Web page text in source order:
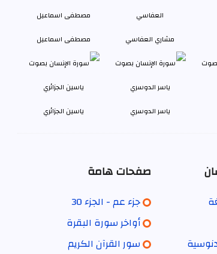
مشاري العفاسي مصطفى اسماعيل
ياسر الدوسري ياسين الجزائري
صفحات هامة
جزء عم - الجزء 30
أواخر سورة البقرة
سور القرآن الكريم